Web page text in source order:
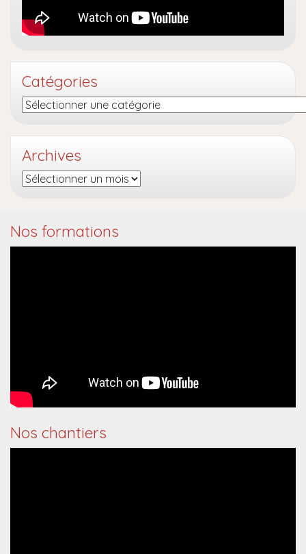
Catégories
Catégories
Archives
Archives
Nos formations
Nos chantiers